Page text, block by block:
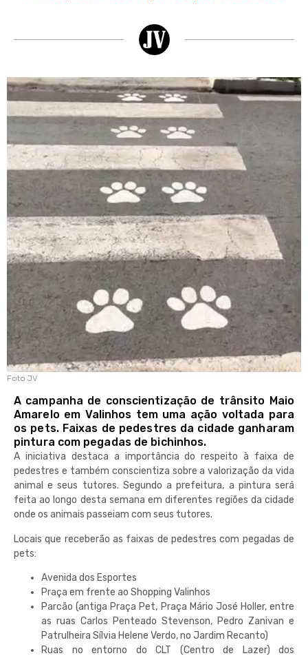
Foto JV
A campanha de conscientização de trânsito Maio
Amarelo em Valinhos tem uma ação voltada para
os pets. Faixas de pedestres da cidade ganharam
pintura com pegadas de bichinhos.
A iniciativa destaca a importância do respeito à faixa de
pedestres e também conscientiza sobre a valorização da vida
animal e seus tutores. Segundo a prefeitura, a pintura será
feita ao longo desta semana em diferentes regiões da cidade
onde os animais passeiam com seus tutores.
Locais que receberão as faixas de pedestres com pegadas de
pets:
Avenida dos Esportes
Praça em frente ao Shopping Valinhos
Parcão (antiga Praça Pet, Praça Mário José Holler, entre
as ruas Carlos Penteado Stevenson, Pedro Zanivan e
Patrulheira Sílvia Helene Verdo, no Jardim Recanto)
Ruas no entorno do CLT (Centro de Lazer) dos